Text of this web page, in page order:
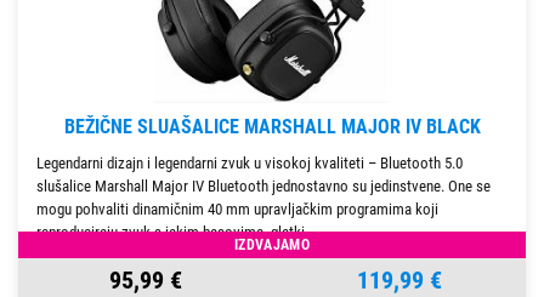
BEŽIČNE SLUAŠALICE MARSHALL MAJOR IV BLACK
Legendarni dizajn i legendarni zvuk u visokoj kvaliteti – Bluetooth 5.0
slušalice Marshall Major IV Bluetooth jednostavno su jedinstvene. One se
mogu pohvaliti dinamičnim 40 mm upravljačkim programima koji
reproduciraju zvuk s jakim basovima, glatki
IZDVAJAMO
95,99 € 119,99 €